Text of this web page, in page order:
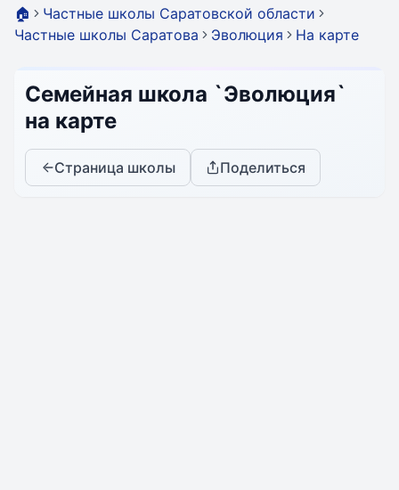
🏠
Частные школы Саратовской области
Частные школы Саратова
Эволюция На карте
Семейная школа `Эволюция`
на карте
Страница школы Поделиться